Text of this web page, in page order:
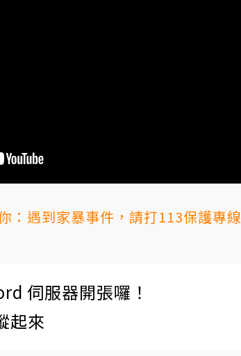
：遇到家暴事件，請打113保護專線
伺服器開張囉！
起來